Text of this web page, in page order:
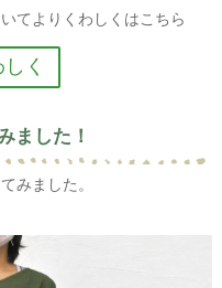
てよりくわしくはこちら
く乾きます。リネン素材
・発散性に優れているた
発散させるからです。
ました！
みました。